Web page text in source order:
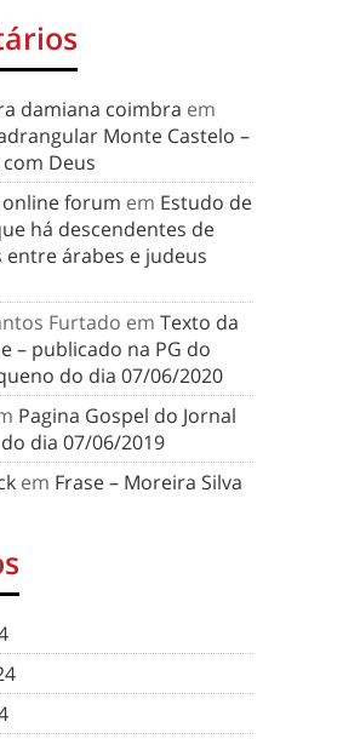
damiana coimbra em
Monte Castelo –
Deus
forum em Estudo de
há descendentes de
entre árabes e judeus
Furtado em Texto da
– publicado na PG do
do dia 07/06/2020
Pagina Gospel do Jornal
dia 07/06/2019
em Frase – Moreira Silva